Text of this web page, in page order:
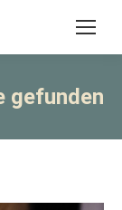
gefunden